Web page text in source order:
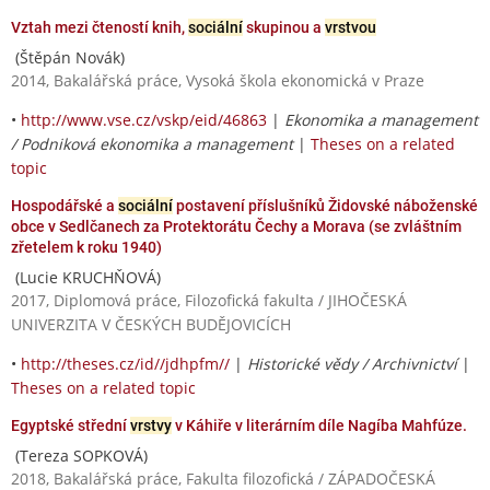
Vztah mezi čteností knih,sociálnískupinou a vrstvou
(Štěpán Novák)
2014, Bakalářská práce, Vysoká škola ekonomická v Praze
• http://www.vse.cz/vskp/eid/46863 | Ekonomika a management
/ Podniková ekonomika a management| Theses on a related
topic
Hospodářské a sociálnípostavení příslušníků Židovské náboženské
obce v Sedlčanech za Protektorátu Čechy a Morava (se zvláštním
zřetelem k roku 1940)
(Lucie KRUCHŇOVÁ)
2017, Diplomová práce, Filozofická fakulta / JIHOČESKÁ
UNIVERZITA V ČESKÝCH BUDĚJOVICÍCH
• http://theses.cz/id//jdhpfm// | Historické vědy / Archivnictví|
Theses on a related topic
Egyptské střednívrstvyv Káhiře v literárním díle Nagíba Mahfúze.
(Tereza SOPKOVÁ)
2018, Bakalářská práce, Fakulta filozofická / ZÁPADOČESKÁ